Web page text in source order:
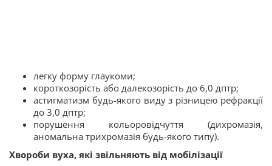
легку форму глаукоми;
короткозорість або далекозорість до 6,0 дптр;
астигматизм будь-якого виду з різницею рефракції
до 3,0 дптр;
порушення кольоровідчуття (дихромазія,
аномальна трихромазія будь-якого типу).
Хвороби вуха, які звільняють від мобілізації